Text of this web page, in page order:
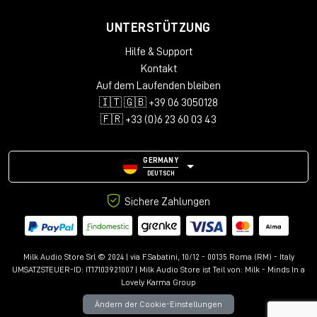
GOVERNOR, den neuen optischen Röhrenkompressor
von Gainlab Audio, endlich hören.
Heutzutage gibt es nur wenige Hersteller, die sich an
die Entwicklung eines optischen Stereo/Dual-Mono-
Kompressors wagen, da die Handhabung eines
Gainlab Audio hat sich jedoch entschieden, diesen
Weg zu gehen, und wir können bestätigen, dass sie
das Ziel erreicht haben... ja, sie haben sich selbst
UNTERSTÜTZUNG
Hilfe & Support
Kontakt
Auf dem Laufenden bleiben
🇮🇹 🇬🇧 +39 06 3050128
🇫🇷 +33 (0)6 23 60 03 43
GERMANY
DEUTSCH
Sichere Zahlungen
Milk Audio Store Srl © 2024 | via F.Sabatini, 10/12 - 00135 Roma (RM) - Italy
UMSATZSTEUER-ID: IT17103921007 | Milk Audio Store ist Teil von: Milk - Minds In a
Lovely Karma Group
Ändern der Cookie-Einstellungen